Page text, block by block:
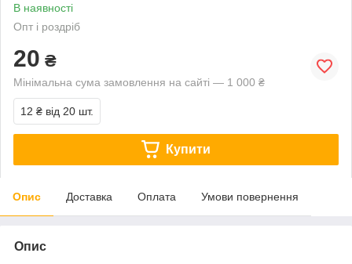
В наявності
Опт і роздріб
20 ₴
Мінімальна сума замовлення на сайті — 1 000 ₴
12 ₴ від 20 шт.
Купити
Опис Доставка Оплата Умови повернення
Опис